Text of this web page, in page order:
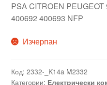
PSA CITROEN
400692 400693 NFP
Изчерпан
Код: 2332-_K14a M2332
Категории: Електрически